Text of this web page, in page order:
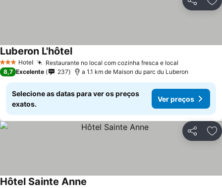
Partilhar
3 EstrelasHotel Restaurante no local com cozinha fresca e local
Luberon L'hôtel
8,7 Excelente 237 a 1.1 km de Maison du parc du Luberon
Selecione as datas para ver os preços
exatos.
Ver preços
Partilhar
Hôtel Sainte Anne